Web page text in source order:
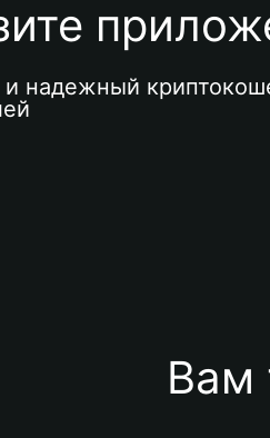
надежный
Вам